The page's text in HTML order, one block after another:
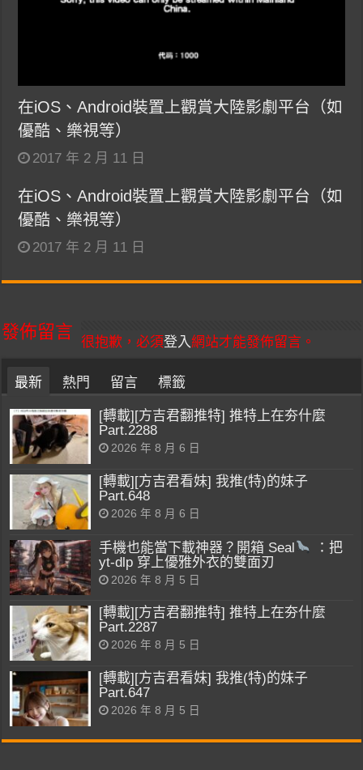
在iOS、Android裝置上觀賞大陸影劇平台（如
優酷、樂視等）
2017 年 2 月 11 日
在iOS、Android裝置上觀賞大陸影劇平台（如
優酷、樂視等）
2017 年 2 月 11 日
發佈留言
很抱歉，必須登入網站才能發佈留言。
最新 熱門 留言 標籤
[轉載][方吉君翻推特] 推特上在夯什麼
Part.2288
2026 年 8 月 6 日
[轉載][方吉君看妹] 我推(特)的妹子
Part.648
2026 年 8 月 6 日
手機也能當下載神器？開箱 Seal
：把
yt-dlp 穿上優雅外衣的雙面刃
2026 年 8 月 5 日
[轉載][方吉君翻推特] 推特上在夯什麼
Part.2287
2026 年 8 月 5 日
[轉載][方吉君看妹] 我推(特)的妹子
Part.647
2026 年 8 月 5 日